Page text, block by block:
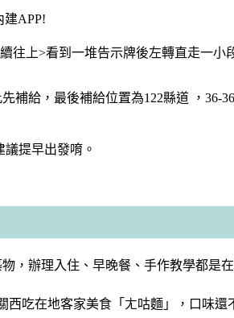
建APP!
往上>看到一堆告示牌後左轉直走一小
給，最後補給位置為122縣道 ，36-
提早出發唷。
，辦理入住、早晚餐、手作教學都是
吃在地客家美食「ㄤ咕麵」，口味